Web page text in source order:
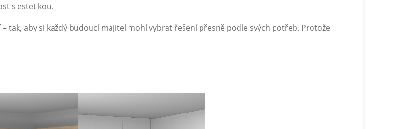
s estetikou.
tak, aby si každý budoucí majitel mohl vybrat řešení přesně podle svých potřeb. Protože